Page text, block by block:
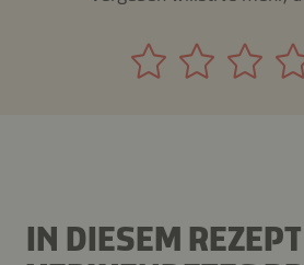
IN DIESEM REZEPT